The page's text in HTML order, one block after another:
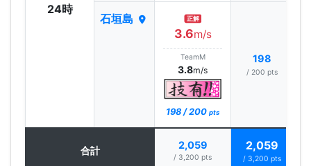
24時
石垣島 正解
3.6m/s
TeamM
3.8m/s
198 / 200 pts
198
/ 200 pts
合計 2,059
/ 3,200 pts
2,059
/ 3,200 pts